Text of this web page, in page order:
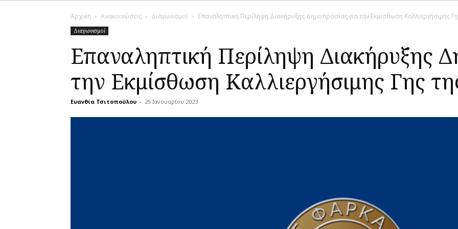
Αρχική Ανακοινώσεις Διαγωνισμοί Επαναληπτική Περίληψη Διακήρυξης Δημοπρασίας για την Εκμίσθωση Καλλιεργήσιμης
Διαγωνισμοί
Επαναληπτική Περίληψη Διακήρυξης
την Εκμίσθωση Καλλιεργήσιμης Γης
Ευανθία Τσιτοπούλου - 25 Ιανουαρίου 2023